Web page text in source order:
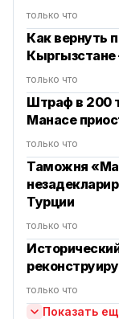
только что
Как вернуть
только что
Штраф в 200
Манасе
только что
Таможня
Турции
только что
только что
Показать